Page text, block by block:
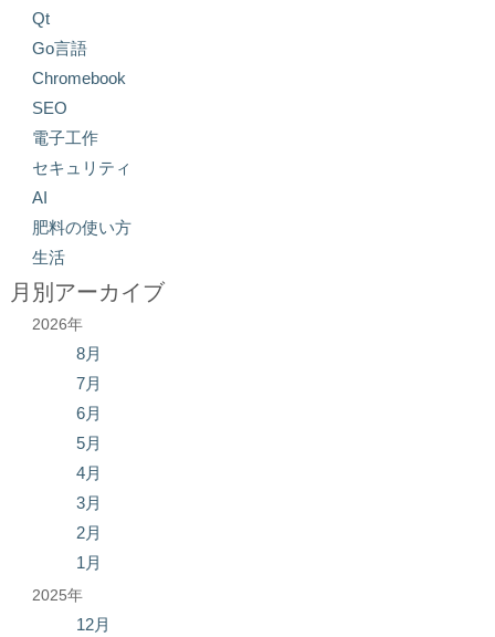
Qt
Go言語
Chromebook
SEO
電子工作
セキュリティ
AI
肥料の使い方
生活
月別アーカイブ
2026年
8月
7月
6月
5月
4月
3月
2月
1月
2025年
12月